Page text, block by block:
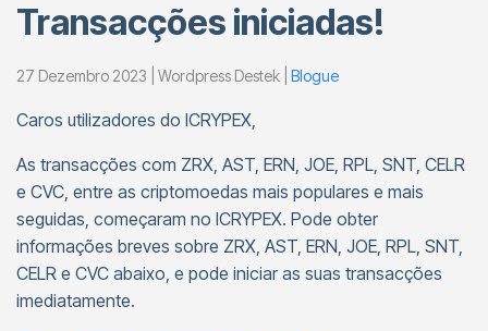
Transacções iniciadas!
27 Dezembro 2023 | Wordpress Destek | Blogue
Caros utilizadores do ICRYPEX,
As transacções com ZRX, AST, ERN, JOE, RPL, SNT, CELR
e CVC, entre as criptomoedas mais populares e mais
seguidas, começaram no ICRYPEX. Pode obter
informações breves sobre ZRX, AST, ERN, JOE, RPL, SNT,
CELR e CVC abaixo, e pode iniciar as suas transacções
imediatamente.